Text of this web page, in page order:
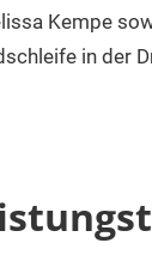
Kempe
in der